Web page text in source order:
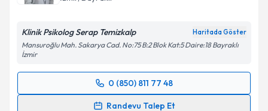
E-posta Adresiniz
Metni'ni okudum ve kişisel verilerimin belirtilen
kapsamda işlenmesini kabul ediyorum.
Klinik Psikolog Serap Temizkalp Haritada Göster
Mansuroğlu Mah. Sakarya Cad. No:75 B:2 Blok Kat:5 Daire:18 Bayraklı
İzmir
0 (850) 811 77 48
Randevu Talep Et
Randevu Takvimi Talebi